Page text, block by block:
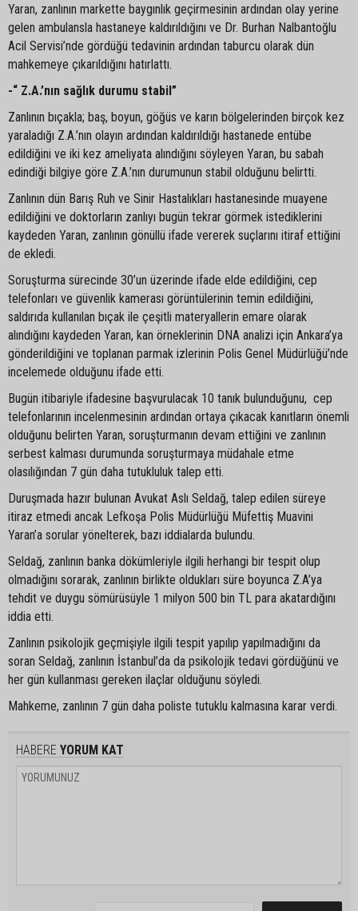
Yaran, zanlının markette baygınlık geçirmesinin ardından olay yerine
gelen ambulansla hastaneye kaldırıldığını ve Dr. Burhan Nalbantoğlu
Acil Servisi’nde gördüğü tedavinin ardından taburcu olarak dün
mahkemeye çıkarıldığını hatırlattı.
-“ Z.A.’nın sağlık durumu stabil”
Zanlının bıçakla; baş, boyun, göğüs ve karın bölgelerinden birçok kez
yaraladığı Z.A.’nın olayın ardından kaldırıldığı hastanede entübe
edildiğini ve iki kez ameliyata alındığını söyleyen Yaran, bu sabah
edindiği bilgiye göre Z.A.’nın durumunun stabil olduğunu belirtti.
Zanlının dün Barış Ruh ve Sinir Hastalıkları hastanesinde muayene
edildiğini ve doktorların zanlıyı bugün tekrar görmek istediklerini
kaydeden Yaran, zanlının gönüllü ifade vererek suçlarını itiraf ettiğini
de ekledi.
Soruşturma sürecinde 30’un üzerinde ifade elde edildiğini, cep
telefonları ve güvenlik kamerası görüntülerinin temin edildiğini,
saldırıda kullanılan bıçak ile çeşitli materyallerin emare olarak
alındığını kaydeden Yaran, kan örneklerinin DNA analizi için Ankara’ya
gönderildiğini ve toplanan parmak izlerinin Polis Genel Müdürlüğü’nde
incelemede olduğunu ifade etti.
Bugün itibariyle ifadesine başvurulacak 10 tanık bulunduğunu, cep
telefonlarının incelenmesinin ardından ortaya çıkacak kanıtların önemli
olduğunu belirten Yaran, soruşturmanın devam ettiğini ve zanlının
serbest kalması durumunda soruşturmaya müdahale etme
olasılığından 7 gün daha tutukluluk talep etti.
Duruşmada hazır bulunan Avukat Aslı Seldağ, talep edilen süreye
itiraz etmedi ancak Lefkoşa Polis Müdürlüğü Müfettiş Muavini
Yaran’a sorular yönelterek, bazı iddialarda bulundu.
Seldağ, zanlının banka dökümleriyle ilgili herhangi bir tespit olup
olmadığını sorarak, zanlının birlikte oldukları süre boyunca Z.A’ya
tehdit ve duygu sömürüsüyle 1 milyon 500 bin TL para akatardığını
iddia etti.
Zanlının psikolojik geçmişiyle ilgili tespit yapılıp yapılmadığını da
soran Seldağ, zanlının İstanbul’da da psikolojik tedavi gördüğünü ve
her gün kullanması gereken ilaçlar olduğunu söyledi.
Mahkeme, zanlının 7 gün daha poliste tutuklu kalmasına karar verdi.
HABERE YORUM KAT